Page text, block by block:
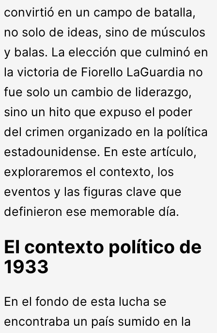
convirtió en un campo de batalla,
no solo de ideas, sino de músculos
y balas. La elección que culminó en
la victoria de Fiorello LaGuardia no
fue solo un cambio de liderazgo,
sino un hito que expuso el poder
del crimen organizado en la política
estadounidense. En este artículo,
exploraremos el contexto, los
eventos y las figuras clave que
definieron ese memorable día.
El contexto político de
1933
En el fondo de esta lucha se
encontraba un país sumido en la